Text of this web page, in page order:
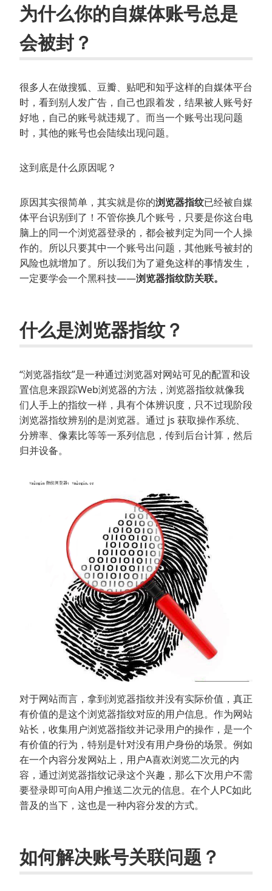
为什么你的自媒体账号总是
会被封？
很多人在做搜狐、豆瓣、贴吧和知乎这样的自媒体平台
时，看到别人发广告，自己也跟着发，结果被人账号好
好地，自己的账号就违规了。而当一个账号出现问题
时，其他的账号也会陆续出现问题。
这到底是什么原因呢？
原因其实很简单，其实就是你的浏览器指纹已经被自媒
体平台识别到了！不管你换几个账号，只要是你这台电
脑上的同一个浏览器登录的，都会被判定为同一个人操
作的。所以只要其中一个账号出问题，其他账号被封的
风险也就增加了。所以我们为了避免这样的事情发生，
一定要学会一个黑科技——浏览器指纹防关联。
什么是浏览器指纹？
“浏览器指纹”是一种通过浏览器对网站可见的配置和设
置信息来跟踪Web浏览器的方法，浏览器指纹就像我
们人手上的指纹一样，具有个体辨识度，只不过现阶段
浏览器指纹辨别的是浏览器。通过 js 获取操作系统、
分辨率、像素比等等一系列信息，传到后台计算，然后
归并设备。
对于网站而言，拿到浏览器指纹并没有实际价值，真正
有价值的是这个浏览器指纹对应的用户信息。作为网站
站长，收集用户浏览器指纹并记录用户的操作，是一个
有价值的行为，特别是针对没有用户身份的场景。例如
在一个内容分发网站上，用户A喜欢浏览二次元的内
容，通过浏览器指纹记录这个兴趣，那么下次用户不需
要登录即可向A用户推送二次元的信息。在个人PC如此
普及的当下，这也是一种内容分发的方式。
如何解决账号关联问题？